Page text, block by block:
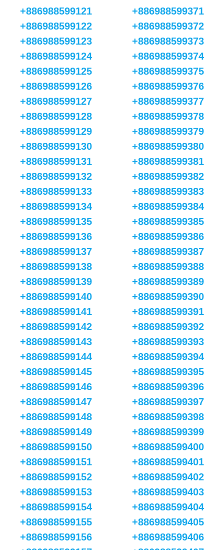
+886988599121
+886988599122
+886988599123
+886988599124
+886988599125
+886988599126
+886988599127
+886988599128
+886988599129
+886988599130
+886988599131
+886988599132
+886988599133
+886988599134
+886988599135
+886988599136
+886988599137
+886988599138
+886988599139
+886988599140
+886988599141
+886988599142
+886988599143
+886988599144
+886988599145
+886988599146
+886988599147
+886988599148
+886988599149
+886988599150
+886988599151
+886988599152
+886988599153
+886988599154
+886988599155
+886988599156
+886988599371
+886988599372
+886988599373
+886988599374
+886988599375
+886988599376
+886988599377
+886988599378
+886988599379
+886988599380
+886988599381
+886988599382
+886988599383
+886988599384
+886988599385
+886988599386
+886988599387
+886988599388
+886988599389
+886988599390
+886988599391
+886988599392
+886988599393
+886988599394
+886988599395
+886988599396
+886988599397
+886988599398
+886988599399
+886988599400
+886988599401
+886988599402
+886988599403
+886988599404
+886988599405
+886988599406